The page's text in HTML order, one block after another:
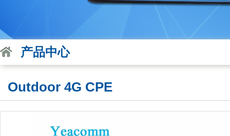
产品中心
Outdoor 4G CPE